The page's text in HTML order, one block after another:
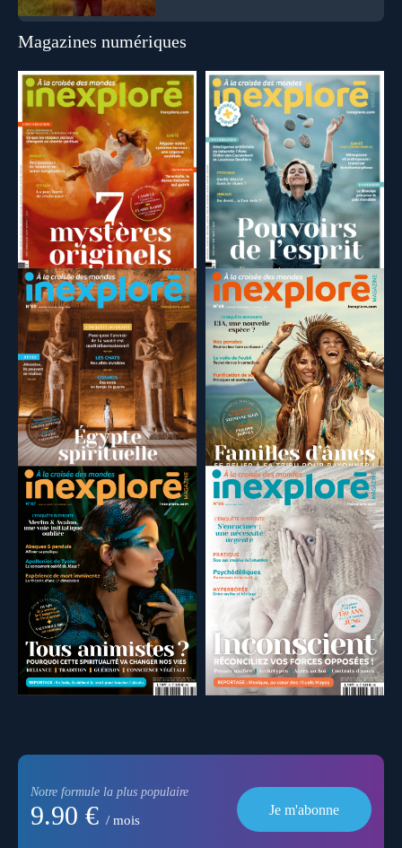
Magazines numériques
Notre formule la plus populaire
9.90 € / mois
Je m'abonne